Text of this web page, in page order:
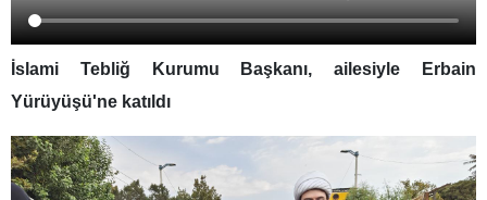
İslami Tebliğ Kurumu Başkanı, ailesiyle Erbain
Yürüyüşü'ne katıldı